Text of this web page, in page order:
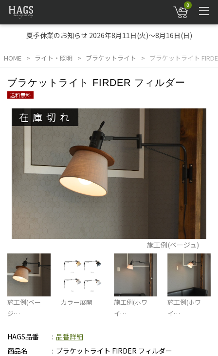
0
夏季休業のお知らせ 2026年8月11日(火)～8月16日(日)
HOME ライト・照明 ブラケットライト ブラケットライト
ブラケットライト FIRDER フィルダー
送料無料
在庫切れ
施工例(ベージュ)
施工例(ベー
ジ…
カラー展開
施工例(ホワ
イ…
施工例(ホワ
イ…
HAGS品番
品番詳細
商品名
ブラケットライト FIRDER フィルダー